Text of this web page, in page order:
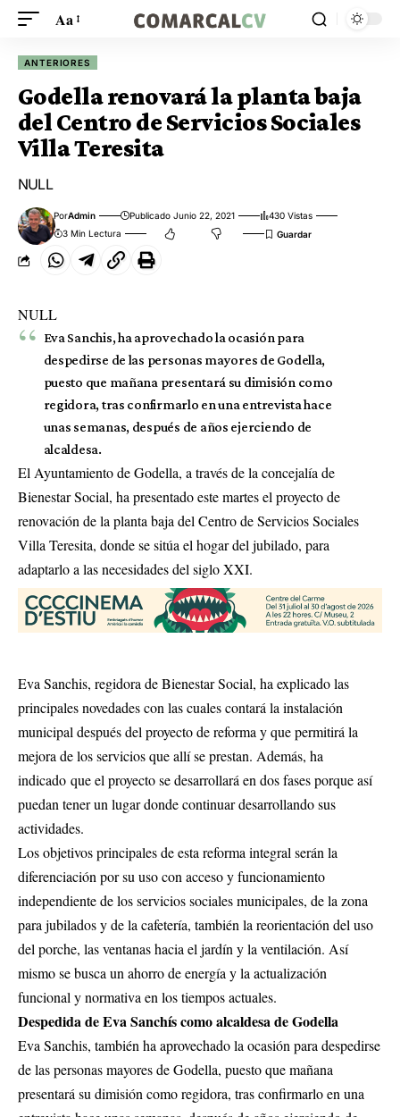
Aa
ANTERIORES
Godella renovará la planta baja
del Centro de Servicios Sociales
Villa Teresita
NULL
PorAdmin Publicado Junio 22, 2021
430 Vistas
3 Min Lectura
NULL
Eva Sanchis, ha aprovechado la ocasión para
despedirse de las personas mayores de Godella,
puesto que mañana presentará su dimisión como
regidora, tras confirmarlo en una entrevista hace
unas semanas, después de años ejerciendo de
alcaldesa.
El Ayuntamiento de Godella, a través de la concejalía de
Bienestar Social, ha presentado este martes el proyecto de
renovación de la planta baja del Centro de Servicios Sociales
Villa Teresita, donde se sitúa el hogar del jubilado, para
adaptarlo a las necesidades del siglo XXI.
Eva Sanchis, regidora de Bienestar Social, ha explicado las
principales novedades con las cuales contará la instalación
municipal después del proyecto de reforma y que permitirá la
mejora de los servicios que allí se prestan. Además, ha
indicado que el proyecto se desarrollará en dos fases porque así
puedan tener un lugar donde continuar desarrollando sus
actividades.
Los objetivos principales de esta reforma integral serán la
diferenciación por su uso con acceso y funcionamiento
independiente de los servicios sociales municipales, de la zona
para jubilados y de la cafetería, también la reorientación del uso
del porche, las ventanas hacia el jardín y la ventilación. Así
mismo se busca un ahorro de energía y la actualización
funcional y normativa en los tiempos actuales.
Despedida de Eva Sanchís como alcaldesa de Godella
Eva Sanchis, también ha aprovechado la ocasión para despedirse
de las personas mayores de Godella, puesto que mañana
presentará su dimisión como regidora, tras confirmarlo en una